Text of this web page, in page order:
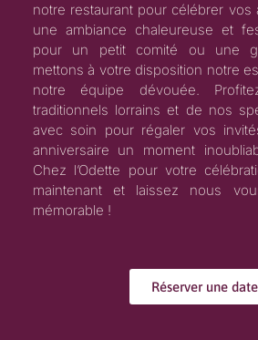
notre restaurant pour célébrer vos
une ambiance chaleureuse et
pour un petit comité ou une
mettons à votre disposition notre
notre équipe dévouée.
traditionnels lorrains et de nos
avec soin pour régaler vos
anniversaire un moment
Chez l’Odette pour votre
maintenant et laissez nous
mémorable !
Réserver une date